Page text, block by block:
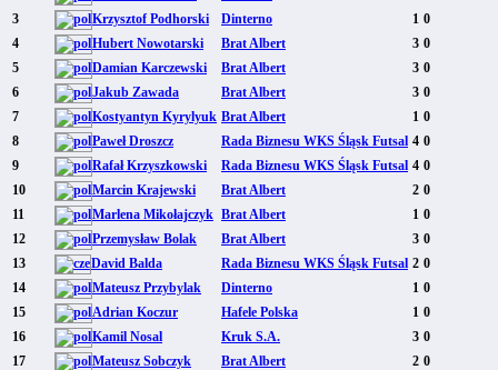
3
Krzysztof Podhorski Dinterno 1 0
4
Hubert Nowotarski Brat Albert 3 0
5
Damian Karczewski Brat Albert 3 0
6
Jakub Zawada Brat Albert 3 0
7
Kostyantyn Kyrylyuk Brat Albert 1 0
8
Paweł Droszcz Rada Biznesu WKS Śląsk Futsal 4 0
9
Rafał Krzyszkowski Rada Biznesu WKS Śląsk Futsal 4 0
10
Marcin Krajewski Brat Albert 2 0
11
Marlena Mikołajczyk Brat Albert 1 0
12
Przemysław Bolak Brat Albert 3 0
13
David Balda Rada Biznesu WKS Śląsk Futsal 2 0
14
Mateusz Przybylak Dinterno 1 0
15
Adrian Koczur Hafele Polska 1 0
16
Kamil Nosal Kruk S.A. 3 0
17
Mateusz Sobczyk Brat Albert 2 0